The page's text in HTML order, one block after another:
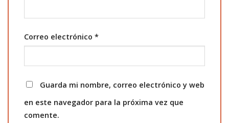
Correo electrónico *
Guarda mi nombre, correo electrónico y web
en este navegador para la próxima vez que
comente.